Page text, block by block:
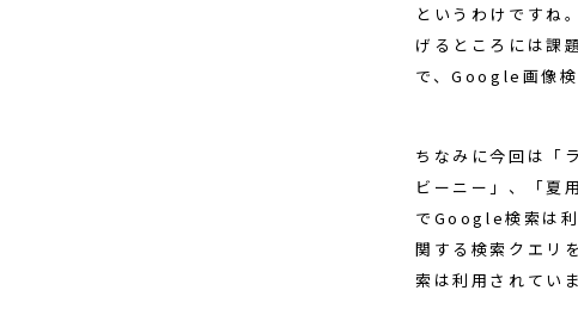
というわけですね
げるところには課
で、Google画像検
ちなみに今回は「
ビーニー」、「夏
でGoogle検索は
関する検索クエリ
索は利用されてい